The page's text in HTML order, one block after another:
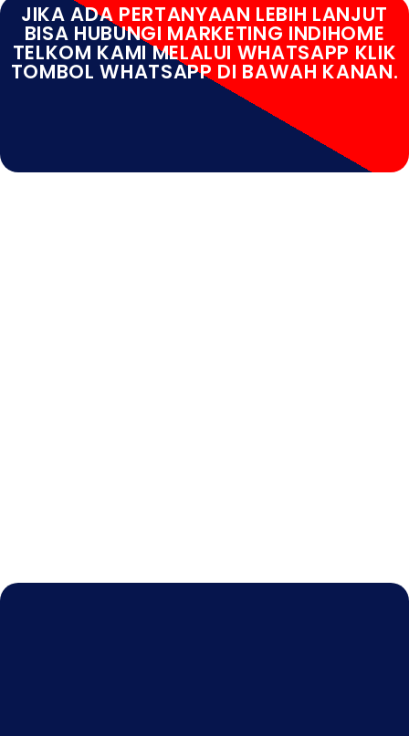
JIKA ADA PERTANYAAN LEBIH LANJUT
BISA HUBUNGI MARKETING INDIHOME
TELKOM KAMI MELALUI WHATSAPP KLIK
TOMBOL WHATSAPP DI BAWAH KANAN.